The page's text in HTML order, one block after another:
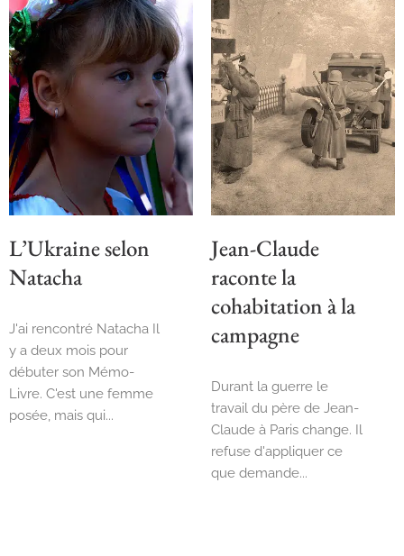
L’Ukraine selon
Natacha
J'ai rencontré Natacha Il
y a deux mois pour
débuter son Mémo-
Livre. C'est une femme
posée, mais qui...
Jean-Claude
raconte la
cohabitation à la
campagne
Durant la guerre le
travail du père de Jean-
Claude à Paris change. Il
refuse d'appliquer ce
que demande...